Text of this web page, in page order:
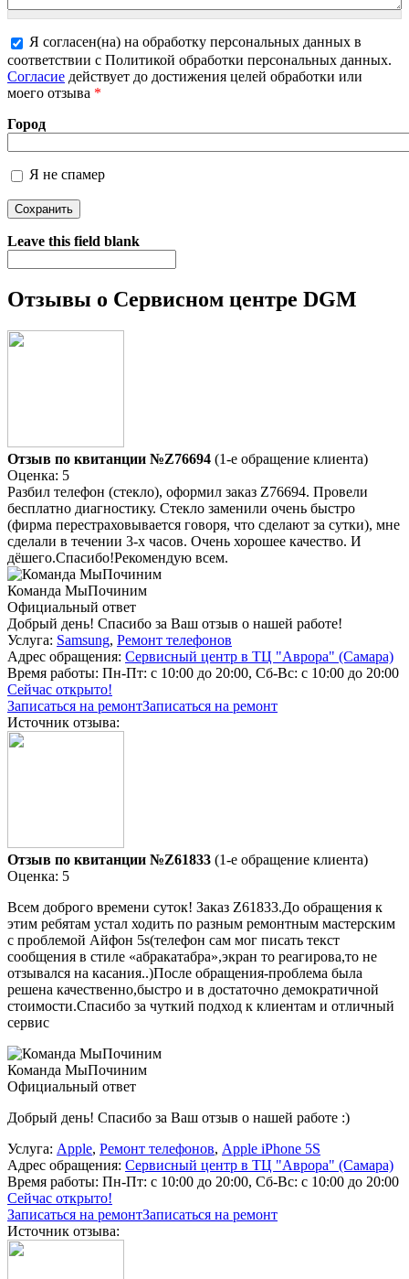
Более подробная информация о текстовых форматах
Я согласен(на) на обработку персональных данных в
соответствии с Политикой обработки персональных данных.
Согласие действует до достижения целей обработки или
моего отзыва *
Город
Я не спамер
Я спамер
Leave this field blank
Отзывы о Сервисном центре DGM
Отзыв по квитанции №Z76694 (1-е обращение клиента)
Оценка: 5
Разбил телефон (стекло), оформил заказ Z76694. Провели
бесплатно диагностику. Стекло заменили очень быстро
(фирма перестраховывается говоря, что сделают за сутки), мне
сделали в течении 3-х часов. Очень хорошее качество. И
дёшего.Спасибо!Рекомендую всем.
Команда МыПочиним
Официальный ответ
Добрый день! Спасибо за Ваш отзыв о нашей работе!
Услуга: Samsung, Ремонт телефонов
Адрес обращения: Сервисный центр в ТЦ "Аврора" (Самара)
Время работы: Пн-Пт: с 10:00 до 20:00, Сб-Вс: с 10:00 до 20:00
Сейчас открыто!
Записаться на ремонтЗаписаться на ремонт
Источник отзыва:
Отзыв по квитанции №Z61833 (1-е обращение клиента)
Оценка: 5
Всем доброго времени суток! Заказ Z61833.До обращения к
этим ребятам устал ходить по разным ремонтным мастерским
с проблемой Айфон 5s(телефон сам мог писать текст
сообщения в стиле «абракатабра»,экран то реагирова,то не
отзывался на касания..)После обращения-проблема была
решена качественно,быстро и в достаточно демократичной
стоимости.Спасибо за чуткий подход к клиентам и отличный
сервис
Команда МыПочиним
Официальный ответ
Добрый день! Спасибо за Ваш отзыв о нашей работе :)
Услуга: Apple, Ремонт телефонов, Apple iPhone 5S
Адрес обращения: Сервисный центр в ТЦ "Аврора" (Самара)
Время работы: Пн-Пт: с 10:00 до 20:00, Сб-Вс: с 10:00 до 20:00
Сейчас открыто!
Записаться на ремонтЗаписаться на ремонт
Источник отзыва: